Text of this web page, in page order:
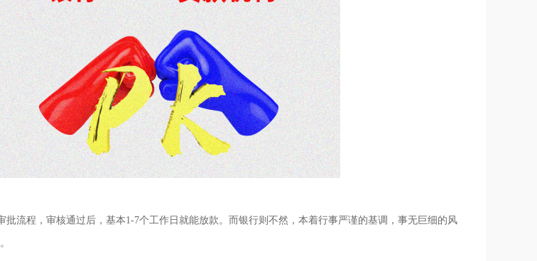
流程，审核通过后，基本1-7个工作日就能放款。而银行则不然，本着行事严谨的基调，事无巨细的风